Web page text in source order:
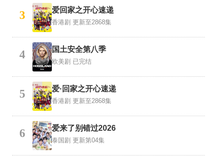
3 爱回家之开心速递
香港剧 更新至2868集
4 国土安全第八季
欧美剧 已完结
5 爱·回家之开心速递
香港剧 更新至2868集
6 爱来了别错过2026
泰国剧 更新第04集